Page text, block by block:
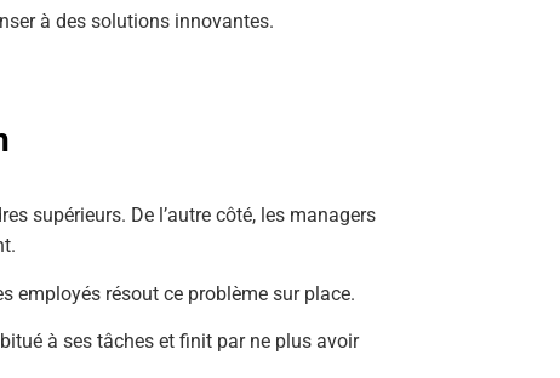
à des solutions innovantes.
supérieurs. De l’autre côté, les managers
employés résout ce problème sur place.
à ses tâches et finit par ne plus avoir